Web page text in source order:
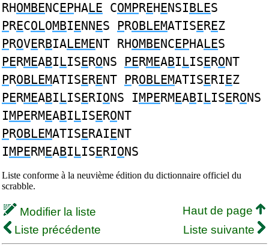
RHOMBENCEPHALE COMPREHENSIBLES
PRECOLOMBIENNES PROBLEMATISEREZ
PROVERBIALEMENT RHOMBENCEPHALES
PERMEABILISERONS PERMEABILISERONT
PROBLEMATISERENT PROBLEMATISERIEZ
PERMEABILISERIONS IMPERMEABILISERONS
IMPERMEABILISERONT
PROBLEMATISERAIENT
IMPERMEABILISERIONS
Liste conforme à la neuvième édition du dictionnaire officiel du
scrabble.
Modifier la liste
Haut de page
Liste précédente
Liste suivante